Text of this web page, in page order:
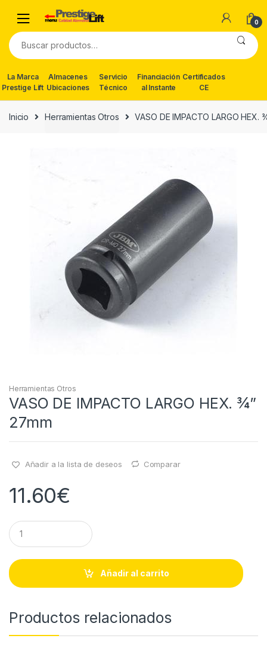
navigation
content
0
Buscar
por:
La Marca
Prestige Lift
Almacenes
Ubicaciones
Servicio
Técnico
Financiación
al Instante
Certificados
CE
Inicio Herramientas Otros VASO DE IMPACTO LARGO HEX.
Herramientas Otros
VASO DE IMPACTO LARGO HEX. ¾”
27mm
Añadir a la lista de deseos Comparar
11.60€
Q
u
a
t
i
Añadir al carrito
Productos relacionados